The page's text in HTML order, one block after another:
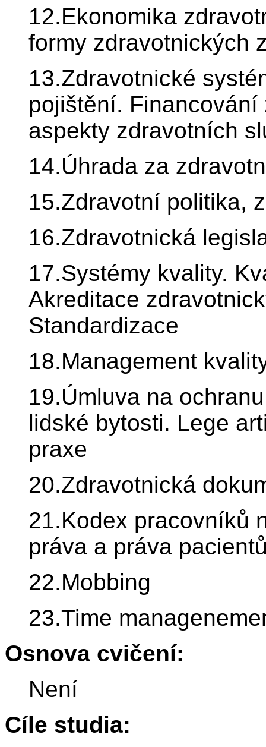
12.Ekonomika
formy zdravotnických
13.Zdravotnické
pojištění.
aspekty zdravotních
14.Úhrada za
15.Zdravotní politika,
16.Zdravotnická
17.Systémy kvality.
Akreditace
Standardizace
18.Management
19.Úmluva na
lidské bytosti. Lege
praxe
20.Zdravotnická
21.Kodex pracovníků
práva a práva
22.Mobbing
23.Time
Osnova cvičení:
Není
Cíle studia: